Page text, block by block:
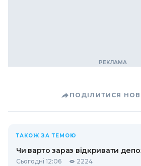
ПОДІЛИТИСЯ
ТАКОЖ ЗА ТЕМОЮ
Чи варто зараз відкривати
Сьогодні 12:06 2224